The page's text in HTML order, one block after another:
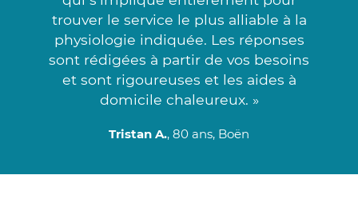
trouver le service le plus alliable à la
physiologie indiquée. Les réponses
sont rédigées à partir de vos besoins
et sont rigoureuses et les aides à
domicile chaleureux. »
Tristan A., 80 ans, Boën